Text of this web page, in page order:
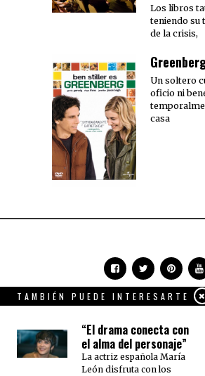
Los libros
teniendo su
de la crisis,
Un soltero
oficio ni
casa
360 Grados Press © 2018
derechos reservados.
TAMBIÉN PUEDE INTERESARTE
“El drama conecta con
el alma del personaje”
La actriz española María
León disfruta con los